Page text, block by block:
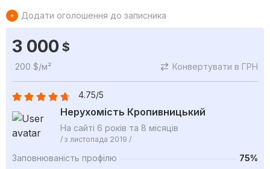
Додати оголошення до записника
3 000 $
200 $/м² Конвертувати в ГРН
4.75/5
Нерухомість Кропивницький
На сайті 6 років та 8 місяців
/ з листопада 2019 /
Заповнюваність профілю
75%